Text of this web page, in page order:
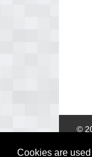
Cookies are
©